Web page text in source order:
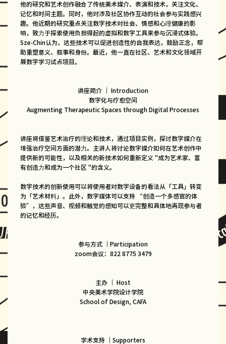
他的研究和艺术创作融合了传统美术媒介、表演和技术，关注文化、
记忆和时间主题。同时，他对涉及社区协作互动的社会参与实践感兴
趣。他近期的研究重点关注数字技术对社会、情感和心理健康的影
响，致力于探索使用负担得起的虚拟和数字工具来参与沉浸式体验。
Sze-Chin认为，这些技术可以促进创造性的自我表达，鼓励正念，帮
助重塑意义、叙事和身份。最近，他一直在社区、艺术和文化领域开
展数字学习试点项目。
讲座简介 ｜ Introduction
数字化与疗愈空间
Augmenting Therapeutic Spaces through Digital Processes
讲座将借鉴艺术治疗的理论和技术，通过项目实例，探讨数字媒介在
增强治疗空间方面的潜力。主讲人将讨论数字媒介如何在艺术创作中
提供新的可能性，以及相关的新技术如何重新定义 "成为艺术家、富
有创造力和成为一个社区 "的含义。
数字技术的创新使用可以将使用者对数字设备的看法从「工具」转变
为「艺术材料」。此外，数字媒体可以支持 “创造一个多感官的体
验”，这些声音、视频和触觉的感知可以更完整和具体地再现参与者
的记忆和经历。
参与方式 ｜Participation
zoom会议：822 8775 3479
主办 ｜ Host
中央美术学院设计学院
School of Design, CAFA
学术支持 ｜Supporters